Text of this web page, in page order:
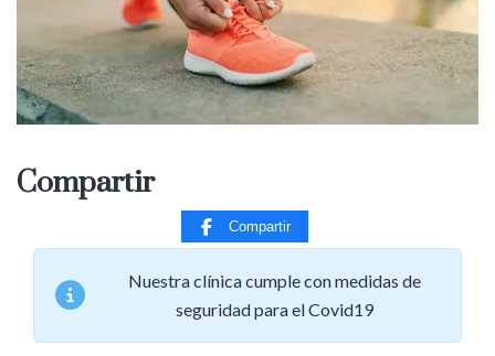
Compartir
Compartir
Nuestra clínica cumple con medidas de
seguridad para el Covid19